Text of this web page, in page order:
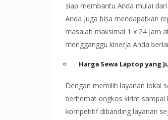
siap membantu Anda mulai
Anda juga bisa mendapatkan
masalah maksimal 1 x 24 jam
mengganggu kinerja Anda
Harga Sewa Laptop yang
Dengan memilih layanan lokal
berhemat ongkos kirim sampai
kompetitif dibanding layanan